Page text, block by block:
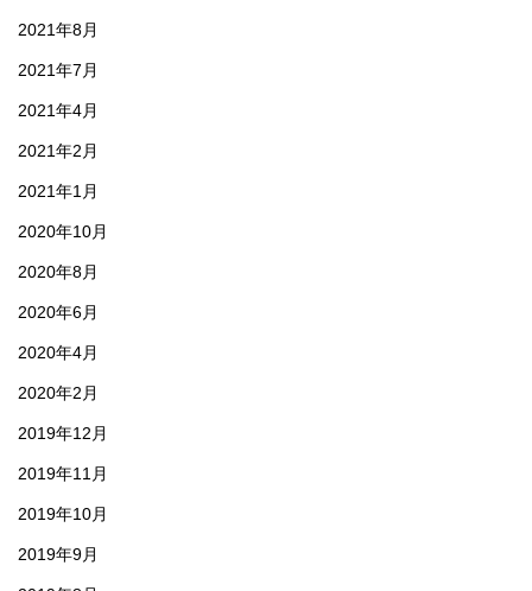
2021年8月
2021年7月
2021年4月
2021年2月
2021年1月
2020年10月
2020年8月
2020年6月
2020年4月
2020年2月
2019年12月
2019年11月
2019年10月
2019年9月